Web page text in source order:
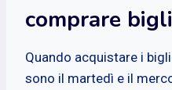
comprare
Quando acquistare i
sono il martedì e il